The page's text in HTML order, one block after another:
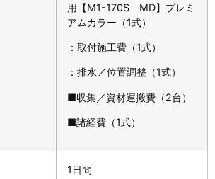
用【M1-170S MD】プレミ
アムカラー（1式）
：取付施工費（1式）
：排水／位置調整（1式）
■収集／資材運搬費（2台）
■諸経費（1式）
1日間